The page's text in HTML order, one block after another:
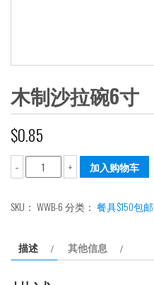
木制沙拉碗6寸
$0.85
-
制
6
+ 加入购物车
SKU： WWB-6分类： 餐具$150包邮
描述 其他信息